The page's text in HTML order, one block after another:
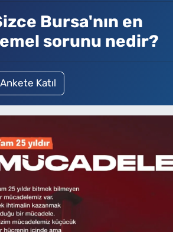
Bursa'nın en
sorunu nedir?
Ankete Katıl